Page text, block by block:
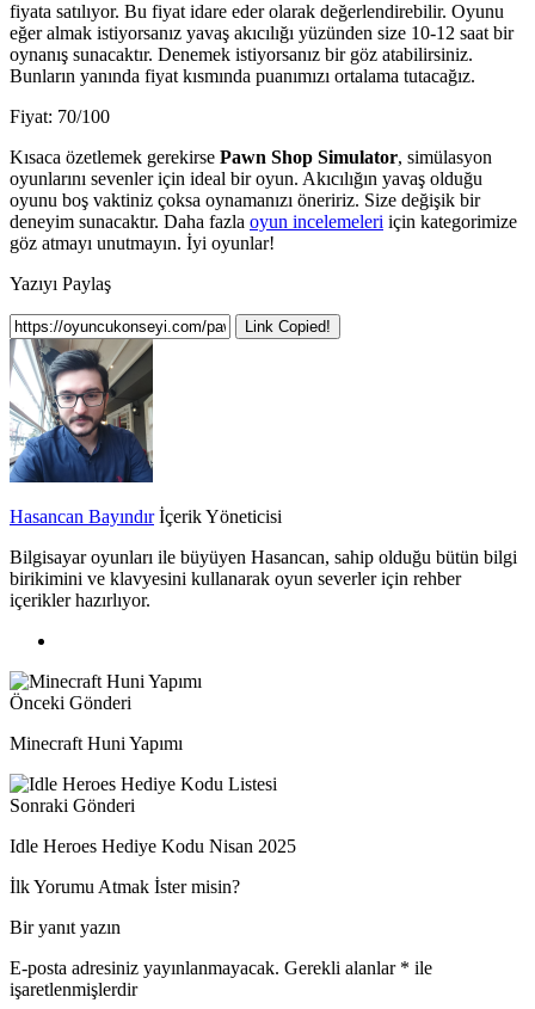
fiyata satılıyor. Bu fiyat idare eder olarak değerlendirebilir. Oyunu
eğer almak istiyorsanız yavaş akıcılığı yüzünden size 10-12 saat bir
oynanış sunacaktır. Denemek istiyorsanız bir göz atabilirsiniz.
Bunların yanında fiyat kısmında puanımızı ortalama tutacağız.
Fiyat: 70/100
Kısaca özetlemek gerekirse Pawn Shop Simulator, simülasyon
oyunlarını sevenler için ideal bir oyun. Akıcılığın yavaş olduğu
oyunu boş vaktiniz çoksa oynamanızı öneririz. Size değişik bir
deneyim sunacaktır. Daha fazla oyun incelemeleri için kategorimize
göz atmayı unutmayın. İyi oyunlar!
Yazıyı Paylaş
Link Copied!
Hasancan Bayındır İçerik Yöneticisi
Bilgisayar oyunları ile büyüyen Hasancan, sahip olduğu bütün bilgi
birikimini ve klavyesini kullanarak oyun severler için rehber
içerikler hazırlıyor.
Önceki Gönderi
Minecraft Huni Yapımı
Sonraki Gönderi
Idle Heroes Hediye Kodu Nisan 2025
İlk Yorumu Atmak İster misin?
Bir yanıt yazın
E-posta adresiniz yayınlanmayacak. Gerekli alanlar * ile
işaretlenmişlerdir